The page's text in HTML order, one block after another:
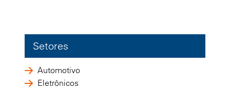
Setores
Automotivo
Eletrônicos